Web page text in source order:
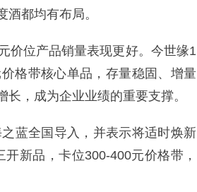
都均有布局。
价位产品销量表现更好。今世缘1
格带核心单品，存量稳固、增量
，成为企业业绩的重要支撑。
蓝全国导入，并表示将适时焕新
新品，卡位300-400元价格带，